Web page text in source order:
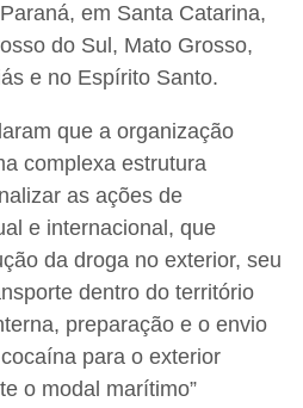
em Santa Catarina,
do Sul, Mato Grosso,
e no Espírito Santo.
que a organização
complexa estrutura
as ações de
e internacional, que
da droga no exterior, seu
dentro do território
preparação e o envio
para o exterior
o modal marítimo”